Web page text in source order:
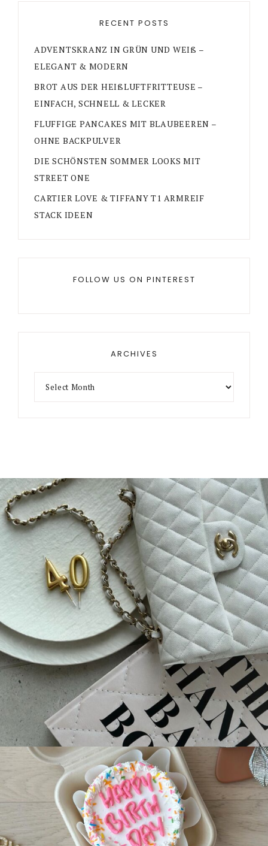
RECENT POSTS
ADVENTSKRANZ IN GRÜN UND WEIß –
ELEGANT & MODERN
BROT AUS DER HEIßLUFTFRITTEUSE –
EINFACH, SCHNELL & LECKER
FLUFFIGE PANCAKES MIT BLAUBEEREN –
OHNE BACKPULVER
DIE SCHÖNSTEN SOMMER LOOKS MIT
STREET ONE
CARTIER LOVE & TIFFANY T1 ARMREIF
STACK IDEEN
FOLLOW US ON PINTEREST
ARCHIVES